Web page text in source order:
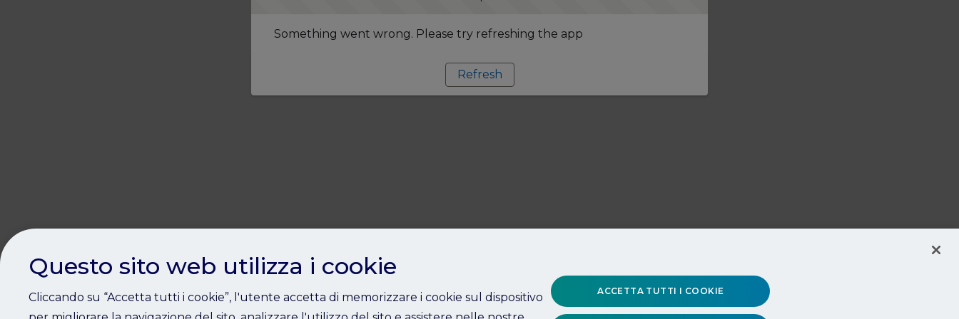
Something went wrong. Please try refreshing the app
Refresh
Questo sito web utilizza i cookie
Cliccando su “Accetta tutti i cookie”, l'utente accetta di memorizzare i cookie sul dispositivo
ACCETTA TUTTI I COOKIE